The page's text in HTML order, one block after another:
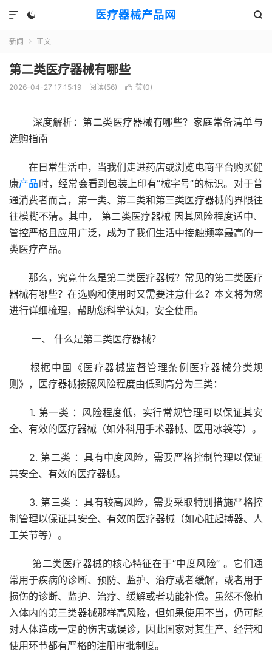
医疗器械产品网
 

新闻  正文
第二类医疗器械有哪些
2026-04-27 17:15:19 阅读(56)  赞(0)
深度解析：第二类医疗器械有哪些？家庭常备清单与
选购指南
在日常生活中，当我们走进药店或浏览电商平台购买健
康产品时，经常会看到包装上印有“械字号”的标识。对于普
通消费者而言，第一类、第二类和第三类医疗器械的界限往
往模糊不清。其中， 第二类医疗器械 因其风险程度适中、
管控严格且应用广泛，成为了我们生活中接触频率最高的一
类医疗产品。
那么，究竟什么是第二类医疗器械？常见的第二类医疗
器械有哪些？在选购和使用时又需要注意什么？本文将为您
进行详细梳理，帮助您科学认知，安全使用。
一、 什么是第二类医疗器械？
根据中国《医疗器械监督管理条例医疗器械分类规
则》，医疗器械按照风险程度由低到高分为三类：
1. 第一类 ：风险程度低，实行常规管理可以保证其安
全、有效的医疗器械（如外科用手术器械、医用冰袋等）。
2. 第二类 ：具有中度风险，需要严格控制管理以保证
其安全、有效的医疗器械。
3. 第三类 ：具有较高风险，需要采取特别措施严格控
制管理以保证其安全、有效的医疗器械（如心脏起搏器、人
工关节等）。
第二类医疗器械的核心特征在于“中度风险” 。它们通
常用于疾病的诊断、预防、监护、治疗或者缓解，或者用于
损伤的诊断、监护、治疗、缓解或者功能补偿。虽然不像植
入体内的第三类器械那样高风险，但如果使用不当，仍可能
对人体造成一定的伤害或误诊，因此国家对其生产、经营和
使用环节都有严格的注册审批制度。